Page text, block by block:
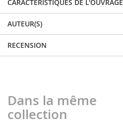
CARACTÉRISTIQUES DE L'OUVRAGE
AUTEUR(S)
RECENSION
Dans la même
collection